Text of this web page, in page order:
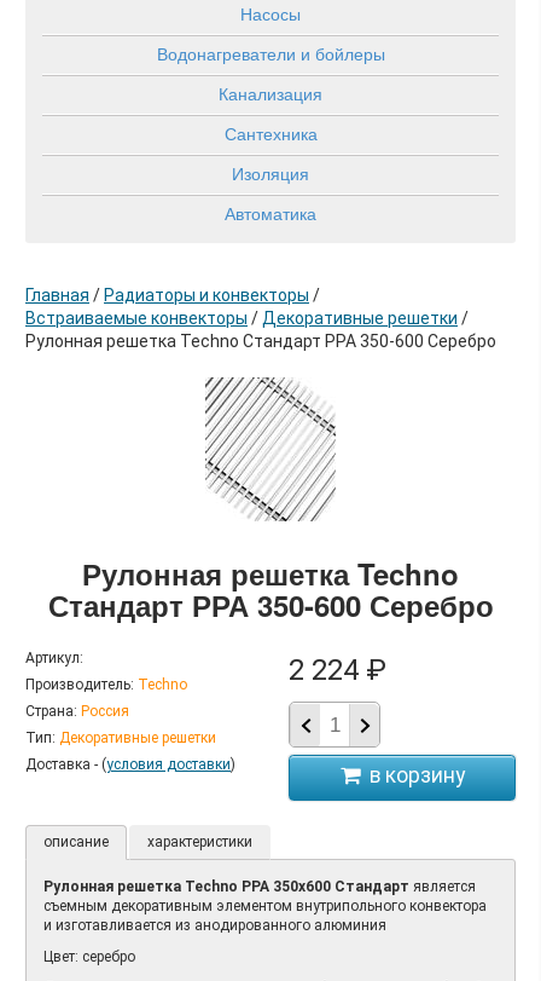
Насосы
Водонагреватели и бойлеры
Канализация
Сантехника
Изоляция
Автоматика
Главная / Радиаторы и конвекторы /
Встраиваемые конвекторы /Декоративные решетки /
Рулонная решетка Techno Стандарт РРА 350-600 Серебро
Рулонная решетка Techno
Стандарт РРА 350-600 Серебро
Артикул:
Производитель: Techno
Страна: Россия
Тип: Декоративные решетки
Доставка - (условия доставки)
2 224 ₽
в корзину
описание характеристики
Рулонная решетка Techno РРА 350х600 Стандарт является
съемным декоративным элементом внутрипольного конвектора
и изготавливается из анодированного алюминия
Цвет: серебро